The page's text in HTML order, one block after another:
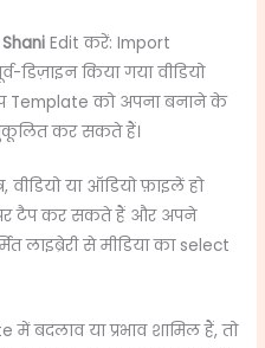
Edit करें: Import
किया गया वीडियो
Template को अपना बनाने के
कर सकते हैं।
या ऑडियो फ़ाइलें हो
पर टैप कर सकते हैं और अपने
लाइब्रेरी से मीडिया का select
बदलाव या प्रभाव शामिल हैं, तो